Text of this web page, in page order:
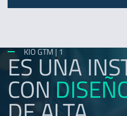
KIO GTM | 1
ES UNA
CON